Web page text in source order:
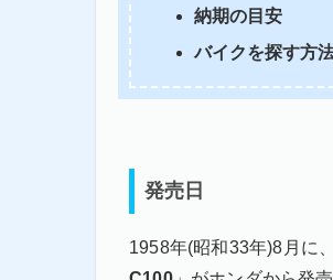
納期の目安
バイクを探す方
発売日
1958年(昭和33年)8月に